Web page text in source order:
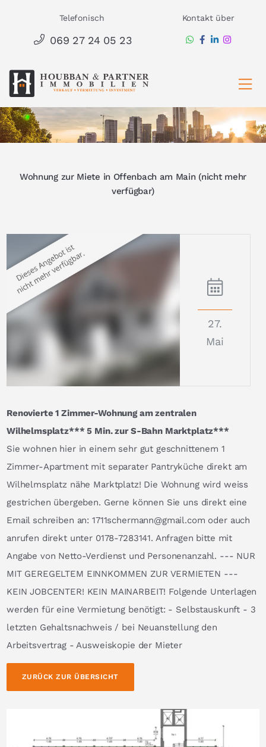
springen
Telefonisch
069 27 24 05 23
Kontakt über
Wohnung zur Miete in Offenbach am Main (nicht mehr
verfügbar)
27.
Mai
Renovierte 1 Zimmer-Wohnung am zentralen
Wilhelmsplatz*** 5 Min. zur S-Bahn Marktplatz***
Sie wohnen hier in einem sehr gut geschnittenem 1
Zimmer-Apartment mit separater Pantryküche direkt am
Wilhelmsplatz nähe Marktplatz! Die Wohnung wird weiss
gestrichen übergeben. Gerne können Sie uns direkt eine
Email schreiben an: 1711schermann@gmail.com oder auch
anrufen direkt unter 0178-7283141. Anfragen bitte mit
Angabe von Netto-Verdienst und Personenanzahl. --- NUR
MIT GEREGELTEM EINNKOMMEN ZUR VERMIETEN ---
KEIN JOBCENTER! KEIN MAINARBEIT! Folgende Unterlagen
werden für eine Vermietung benötigt: - Selbstauskunft - 3
letzten Gehaltsnachweis / bei Neuanstellung den
Arbeitsvertrag - Ausweiskopie der Mieter
ZURÜCK ZUR ÜBERSICHT